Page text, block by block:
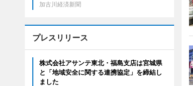
加古川経済新聞
プレスリリース
株式会社アサンテ東北・福島支店は宮城県
と「地域安全に関する連携協定」を締結し
ました